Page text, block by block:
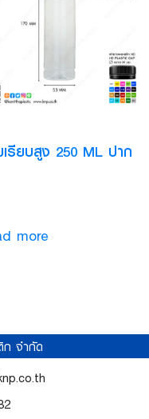
รียบสูง 250 ML ปาก
more
จำกัด